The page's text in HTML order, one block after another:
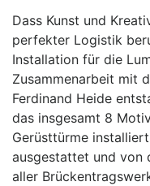
Dass Kunst und
perfekter Logistik
Installation für die
Zusammenarbeit mit
Ferdinand Heide
das insgesamt 8
Gerüsttürme
ausgestattet und von
aller